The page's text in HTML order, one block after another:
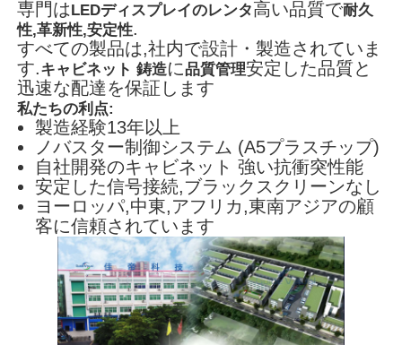
専門は LEDディスプレイのレンタ高い品質で耐久
性,革新性,安定性.
すべての製品は,社内で設計・製造されていま
す.キャビネット 鋳造に品質管理安定した品質と
迅速な配達を保証します
私たちの利点:
製造経験13年以上
ノバスター制御システム (A5プラスチップ)
自社開発のキャビネット 強い抗衝突性能
安定した信号接続,ブラックスクリーンなし
ヨーロッパ,中東,アフリカ,東南アジアの顧
客に信頼されています